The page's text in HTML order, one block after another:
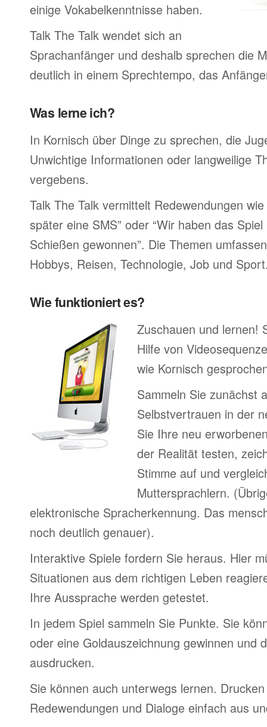
einige Vokabelkenntnisse haben.
Talk The Talk wendet sich an
Sprachanfänger und deshalb sprechen die
deutlich in einem Sprechtempo, das
Was lerne ich?
In Kornisch über Dinge zu sprechen, die
Unwichtige Informationen oder langweilige
vergebens.
Talk The Talk vermittelt Redewendungen
später eine SMS” oder “Wir haben das
Schießen gewonnen”. Die Themen
Hobbys, Reisen, Technologie, Job und
Wie funktioniert es?
Zuschauen und lernen!
Hilfe von
wie Kornisch
Sammeln Sie zunächst
Selbstvertrauen in der
Sie Ihre neu
der Realität testen,
Stimme auf und
Muttersprachlern.
elektronische Spracherkennung. Das
noch deutlich genauer).
Interaktive Spiele fordern Sie heraus. Hier
Situationen aus dem richtigen Leben
Ihre Aussprache werden getestet.
In jedem Spiel sammeln Sie Punkte. Sie
oder eine Goldauszeichnung gewinnen und
ausdrucken.
Sie können auch unterwegs lernen.
Redewendungen und Dialoge einfach aus